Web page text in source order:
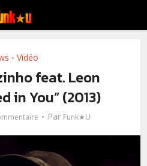
• Vidéo
feat. Leon
in You” (2013)
Par Funk★U